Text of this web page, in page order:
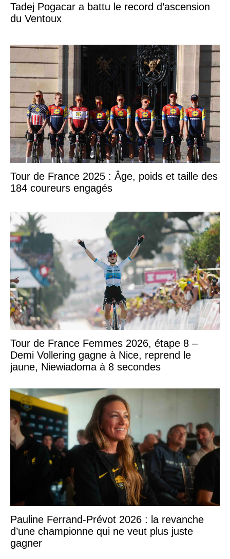
Tadej Pogacar a battu le record d’ascension
du Ventoux
Tour de France 2025 : Âge, poids et taille des
184 coureurs engagés
Tour de France Femmes 2026, étape 8 –
Demi Vollering gagne à Nice, reprend le
jaune, Niewiadoma à 8 secondes
Pauline Ferrand-Prévot 2026 : la revanche
d’une championne qui ne veut plus juste
gagner